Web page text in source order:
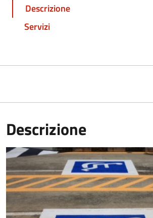
Descrizione
Servizi
Descrizione